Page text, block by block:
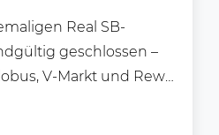
Real SB-
geschlossen –
V-Markt und Rewe